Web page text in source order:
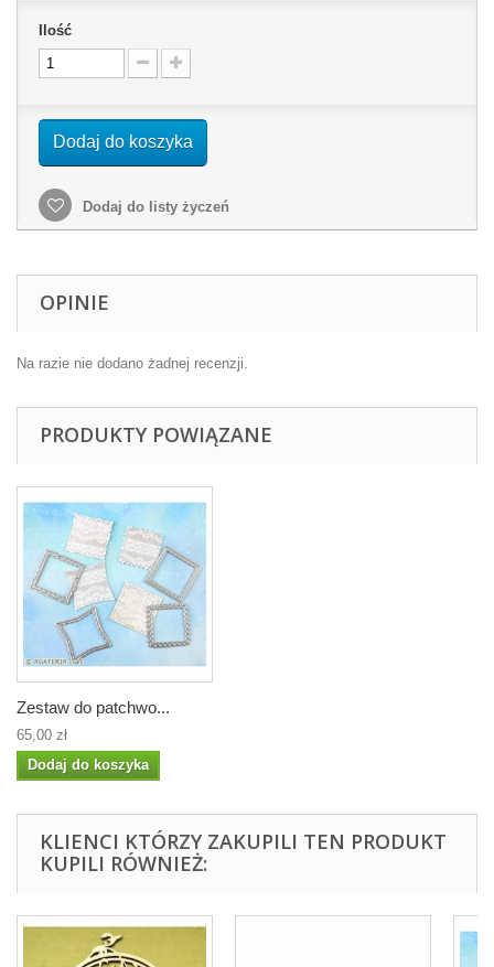
Ilość
Dodaj do koszyka
Dodaj do listy życzeń
OPINIE
Na razie nie dodano żadnej recenzji.
PRODUKTY POWIĄZANE
Zestaw do patchwo...
65,00 zł
Dodaj do koszyka
KLIENCI KTÓRZY ZAKUPILI TEN PRODUKT
KUPILI RÓWNIEŻ: